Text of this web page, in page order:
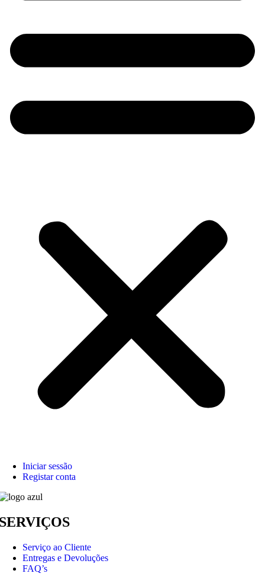
Iniciar sessão
Registar conta
Serviço ao Cliente
Entregas e Devoluções
FAQ’s